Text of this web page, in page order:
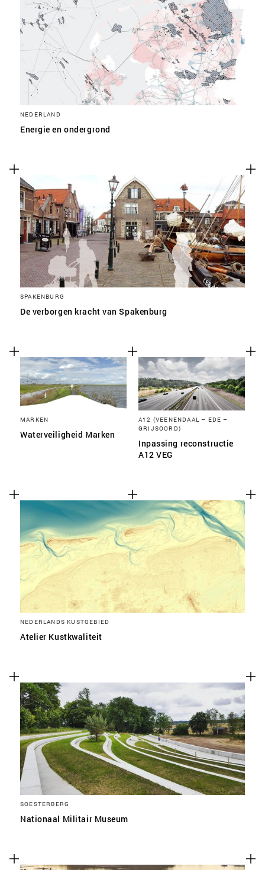
NEDERLAND
Energie en ondergrond
SPAKENBURG
De verborgen kracht van Spakenburg
MARKEN
Waterveiligheid Marken
A12 (VEENENDAAL – EDE –
GRIJSOORD)
Inpassing reconstructie
A12 VEG
NEDERLANDS KUSTGEBIED
Atelier Kustkwaliteit
SOESTERBERG
Nationaal Militair Museum